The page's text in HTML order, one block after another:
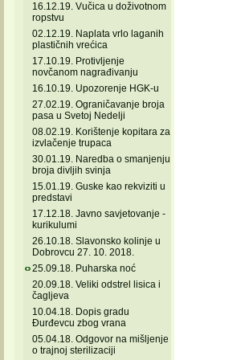
16.12.19. Vučica u doživotnom
ropstvu
02.12.19. Naplata vrlo laganih
plastičnih vrećica
17.10.19. Protivljenje
novčanom nagrađivanju
16.10.19. Upozorenje HGK-u
27.02.19. Ograničavanje broja
pasa u Svetoj Nedelji
08.02.19. Korištenje kopitara za
izvlačenje trupaca
30.01.19. Naredba o smanjenju
broja divljih svinja
15.01.19. Guske kao rekviziti u
predstavi
17.12.18. Javno savjetovanje -
kurikulumi
26.10.18. Slavonsko kolinje u
Dobrovcu 27. 10. 2018.
25.09.18. Puharska noć
20.09.18. Veliki odstrel lisica i
čagljeva
10.04.18. Dopis gradu
Đurđevcu zbog vrana
05.04.18. Odgovor na mišljenje
o trajnoj sterilizaciji